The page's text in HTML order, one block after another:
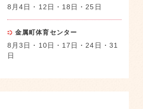
8月4日・12日・18日・25日
金属町体育センター
8月3日・10日・17日・24日・31
日